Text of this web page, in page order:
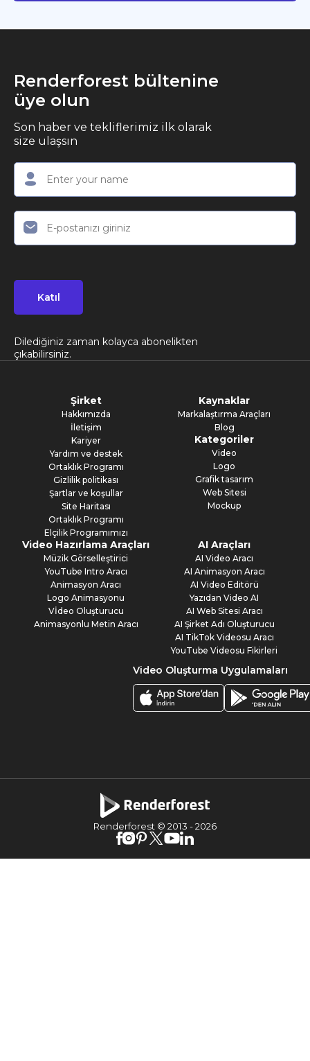
Renderforest bültenine
üye olun
Son haber ve tekliflerimiz ilk olarak
size ulaşsın
Katıl
Dilediğiniz zaman kolayca abonelikten
çıkabilirsiniz.
Şirket
Hakkımızda
İletişim
Kariyer
Yardım ve destek
Ortaklık Programı
Gizlilik politikası
Şartlar ve koşullar
Site Haritası
Ortaklık Programı
Elçilik Programımızı
Kaynaklar
Markalaştırma Araçları
Blog
Kategoriler
Video
Logo
Grafik tasarım
Web Sitesi
Mockup
Video Hazırlama Araçları
Müzik Görselleştirici
YouTube Intro Aracı
Animasyon Aracı
Logo Animasyonu
Vİdeo Oluşturucu
Animasyonlu Metin Aracı
AI Araçları
AI Video Aracı
AI Animasyon Aracı
AI Video Editörü
Yazıdan Video AI
AI Web Sitesi Aracı
AI Şirket Adı Oluşturucu
AI TikTok Videosu Aracı
YouTube Videosu Fikirleri
Video Oluşturma Uygulamaları
Renderforest © 2013 -2026